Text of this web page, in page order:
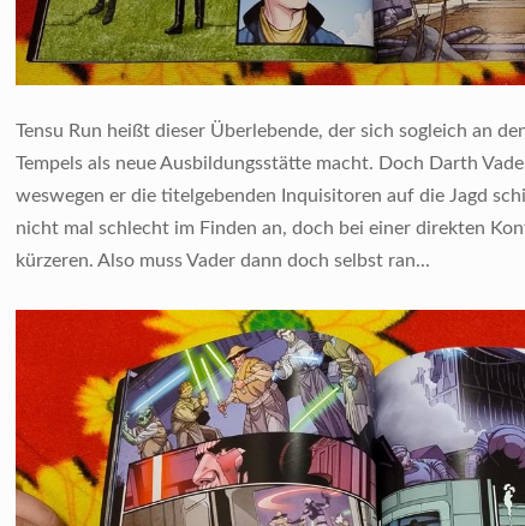
Tensu Run heißt dieser Überlebende, der sich sogleich an
Tempels als neue Ausbildungsstätte macht. Doch Darth
weswegen er die titelgebenden Inquisitoren auf die Jagd
nicht mal schlecht im Finden an, doch bei einer direkten
kürzeren. Also muss Vader dann doch selbst ran...